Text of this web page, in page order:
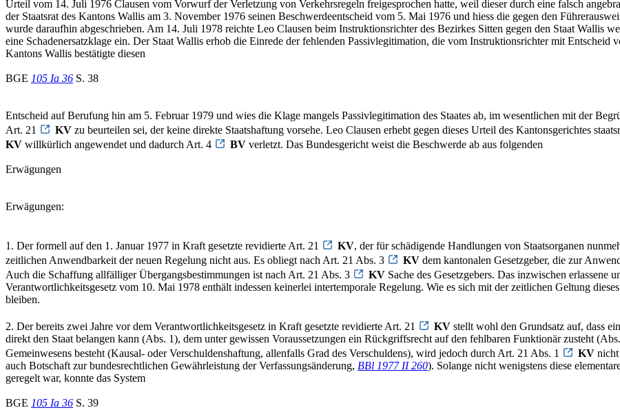
Urteil vom 14. Juli 1976 Clausen vom Vorwurf der Verletzung von Verkehrsregeln freigesprochen hatte, weil dieser durch eine falsch
der Staatsrat des Kantons Wallis am 3. November 1976 seinen Beschwerdeentscheid vom 5. Mai 1976 und hiess die gegen den
wurde daraufhin abgeschrieben. Am 14. Juli 1978 reichte Leo Clausen beim Instruktionsrichter des Bezirkes Sitten gegen den Staat Wallis
eine Schadenersatzklage ein. Der Staat Wallis erhob die Einrede der fehlenden Passivlegitimation, die vom Instruktionsrichter mit
Kantons Wallis bestätigte diesen
BGE 105 Ia 36 S. 38
Entscheid auf Berufung hin am 5. Februar 1979 und wies die Klage mangels Passivlegitimation des Staates ab, im wesentlichen mit der
Art. 21
KV zu beurteilen sei, der keine direkte Staatshaftung vorsehe. Leo Clausen erhebt gegen dieses Urteil des Kantonsgerichtes
KV willkürlich angewendet und dadurch Art. 4 BV verletzt. Das Bundesgericht weist die Beschwerde ab aus folgenden
Erwägungen
Erwägungen:
1. Der formell auf den 1. Januar 1977 in Kraft gesetzte revidierte Art. 21 KV, der für schädigende Handlungen von Staatsorganen
zeitlichen Anwendbarkeit der neuen Regelung nicht aus. Es obliegt nach Art. 21 Abs. 3
KV dem kantonalen Gesetzgeber, die zur
Auch die Schaffung allfälliger Übergangsbestimmungen ist nach Art. 21 Abs. 3
KV Sache des Gesetzgebers. Das inzwischen erlassene
Verantwortlichkeitsgesetz vom 10. Mai 1978 enthält indessen keinerlei intertemporale Regelung. Wie es sich mit der zeitlichen Geltung
bleiben.
2. Der bereits zwei Jahre vor dem Verantwortlichkeitsgesetz in Kraft gesetzte revidierte Art. 21 KV stellt wohl den Grundsatz auf, dass
direkt den Staat belangen kann (Abs. 1), dem unter gewissen Voraussetzungen ein Rückgriffsrecht auf den fehlbaren Funktionär zusteht
Gemeinwesens besteht (Kausal- oder Verschuldenshaftung, allenfalls Grad des Verschuldens), wird jedoch durch Art. 21 Abs. 1
KV nicht
auch Botschaft zur bundesrechtlichen Gewährleistung der Verfassungsänderung, BBl 1977 II 260). Solange nicht wenigstens diese
geregelt war, konnte das System
BGE 105 Ia 36 S. 39